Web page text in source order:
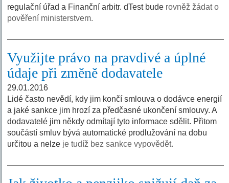
regulační úřad a Finanční arbitr. dTest bude rovněž žádat o
pověření ministerstvem.
Využijte právo na pravdivé a úplné
údaje při změně dodavatele
29.01.2016
Lidé často nevědí, kdy jim končí smlouva o dodávce energií
a jaké sankce jim hrozí za předčasné ukončení smlouvy. A
dodavatelé jim někdy odmítají tyto informace sdělit. Přitom
součástí smluv bývá automatické prodlužování na dobu
určitou a nelze je tudíž bez sankce vypovědět.